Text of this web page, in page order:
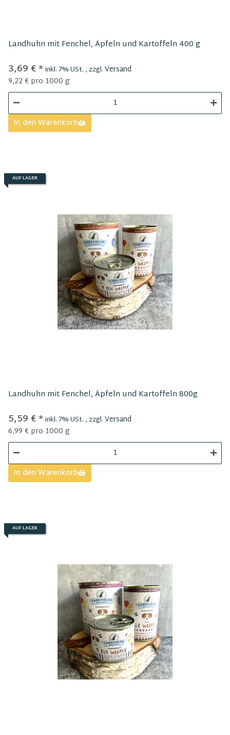
Landhuhn mit Fenchel, Äpfeln und Kartoffeln 400 g
3,69 €*inkl. 7% USt. , zzgl.Versand
9,22 € pro 1000 g
In den Warenkorb
AUF LAGER
Landhuhn mit Fenchel, Äpfeln und Kartoffeln 800g
5,59 €*inkl. 7% USt. , zzgl.Versand
6,99 € pro 1000 g
In den Warenkorb
AUF LAGER